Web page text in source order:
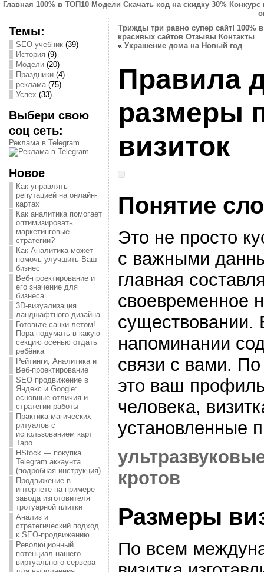
Главная 100% в ТОП10 Модели Скачать код на скидку 30% Конкурс
Темы:
SEO учебник(39)
История (9)
Модели(20)
Праздники(4)
реклама(75)
Успех (33)
Выбери свою
соц сеть:
Реклама в Telegram
Новое
Как управлять
репутацией на онлайн-
картах
Как аналитика помогает
оптимизировать
маркетинговые
стратегии?
Как Аналитика может
помочь улучшить Ваш
бизнес
Веб-проектирование и
его значение для
бизнеса
3D-визуализация
ландшафтного дизайна
Готовьте санки летом!
Пора подумать в какую
секцию осенью отдать
ребёнка
Рейтинги, Аналитика и
Веб-проектирование
SEO продвижение в
Яндекс и Google:
основные отличия и
стратегии работы
Практика магических
ритуалов с
использованием карт
Таро
HStock — покупка
Telegram аккаунта
(подробная инструкция)
Продвижение в
интернете на примере
завода изготовителя
тротуарной плитки
Анализ и
стратегический подход
к SEO-продвижению
Революционный
потенциал нашего
виртуального сервера
Трижды три равно супер сайт! 100%
красивых сайтов Отзывы Контакты
« Украшение дома на Новый год
Правила
размеры
визиток
Понятие
Это не просто
с важными
главная
своевременное
существовании.
напоминании
связи с вами. По
это ваш
человека,
установленные
кротов
Размеры
По всем